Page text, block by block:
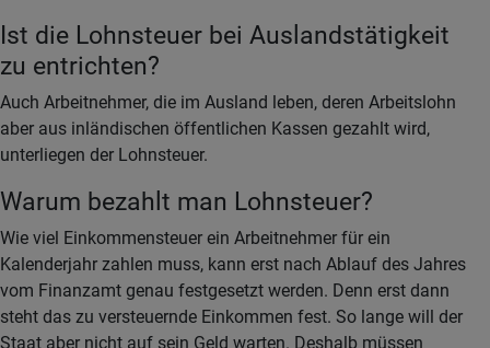
Ist die Lohnsteuer bei Auslandstätigkeit
zu entrichten?
Auch Arbeitnehmer, die im Ausland leben, deren Arbeitslohn
aber aus inländischen öffentlichen Kassen gezahlt wird,
unterliegen der Lohnsteuer.
Warum bezahlt man Lohnsteuer?
Wie viel Einkommensteuer ein Arbeitnehmer für ein
Kalenderjahr zahlen muss, kann erst nach Ablauf des Jahres
vom Finanzamt genau festgesetzt werden. Denn erst dann
steht das zu versteuernde Einkommen fest. So lange will der
Staat aber nicht auf sein Geld warten. Deshalb müssen